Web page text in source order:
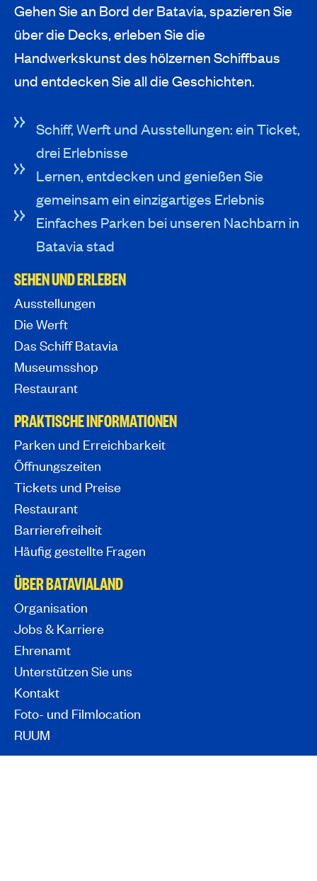
Gehen Sie an Bord der Batavia, spazieren Sie
über die Decks, erleben Sie die
Handwerkskunst des hölzernen Schiffbaus
und entdecken Sie all die Geschichten.
Schiff, Werft und Ausstellungen: ein Ticket,
drei Erlebnisse
Lernen, entdecken und genießen Sie
gemeinsam ein einzigartiges Erlebnis
Einfaches Parken bei unseren Nachbarn in
Batavia stad
SEHEN UND ERLEBEN
Ausstellungen
Die Werft
Das Schiff Batavia
Museumsshop
Restaurant
PRAKTISCHE INFORMATIONEN
Parken und Erreichbarkeit
Öffnungszeiten
Tickets und Preise
Restaurant
Barrierefreiheit
Häufig gestellte Fragen
ÜBER BATAVIALAND
Organisation
Jobs & Karriere
Ehrenamt
Unterstützen Sie uns
Kontakt
Foto- und Filmlocation
RUUM